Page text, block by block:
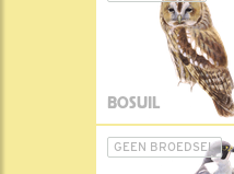
BOSUIL
GEEN BROEDSEL